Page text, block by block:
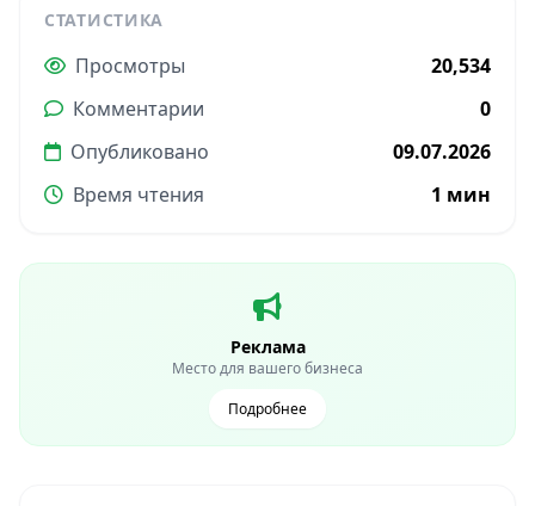
СТАТИСТИКА
Просмотры
20,534
Комментарии
0
Опубликовано
09.07.2026
Время чтения
1 мин
Реклама
Место для вашего бизнеса
Подробнее